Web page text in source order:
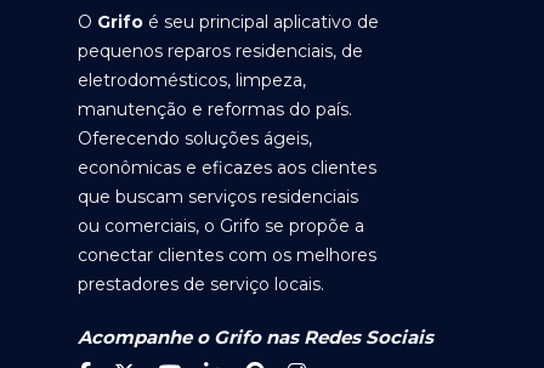
O Grifo é seu principal aplicativo de
pequenos reparos residenciais, de
eletrodomésticos, limpeza,
manutenção e reformas do país.
Oferecendo soluções ágeis,
econômicas e eficazes aos clientes
que buscam serviços residenciais
ou comerciais, o Grifo se propõe a
conectar clientes com os melhores
prestadores de serviço locais.
Acompanhe o Grifo nas Redes Sociais